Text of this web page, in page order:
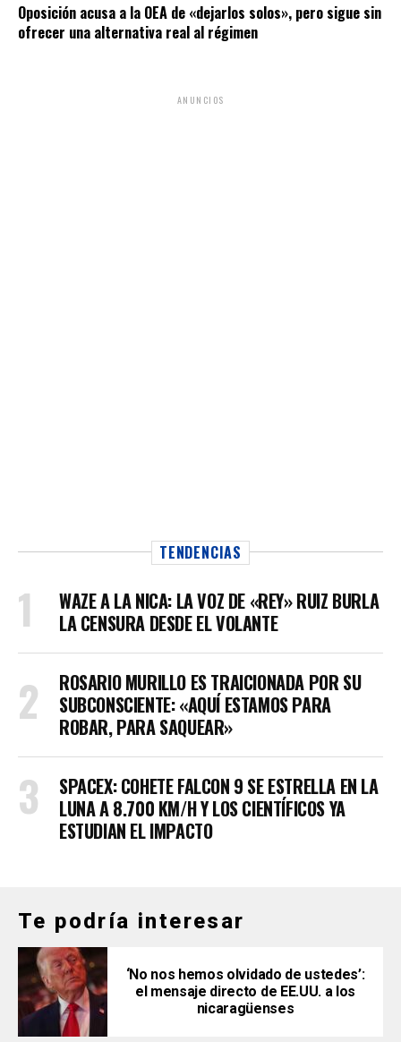
Oposición acusa a la OEA de «dejarlos solos», pero sigue sin
ofrecer una alternativa real al régimen
ANUNCIOS
TENDENCIAS
WAZE A LA NICA: LA VOZ DE «REY» RUIZ BURLA
LA CENSURA DESDE EL VOLANTE
ROSARIO MURILLO ES TRAICIONADA POR SU
SUBCONSCIENTE: «AQUÍ ESTAMOS PARA
ROBAR, PARA SAQUEAR»
SPACEX: COHETE FALCON 9 SE ESTRELLA EN LA
LUNA A 8.700 KM/H Y LOS CIENTÍFICOS YA
ESTUDIAN EL IMPACTO
Te podría interesar
‘No nos hemos olvidado de ustedes’:
el mensaje directo de EE.UU. a los
nicaragüenses